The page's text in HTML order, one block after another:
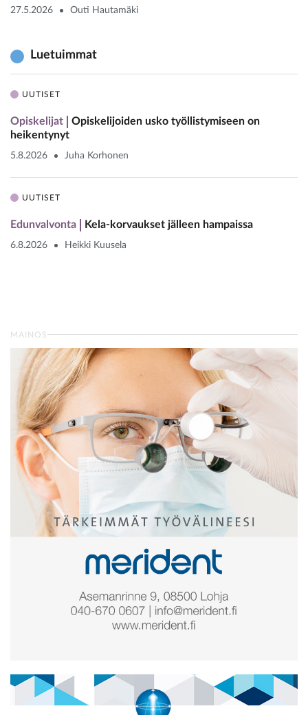
27.5.2026 Outi Hautamäki
Luetuimmat
UUTISET
Opiskelijat
Opiskelijoiden usko työllistymiseen on
heikentynyt
5.8.2026 Juha Korhonen
UUTISET
Edunvalvonta Kela-korvaukset jälleen hampaissa
6.8.2026 Heikki Kuusela
MAINOS